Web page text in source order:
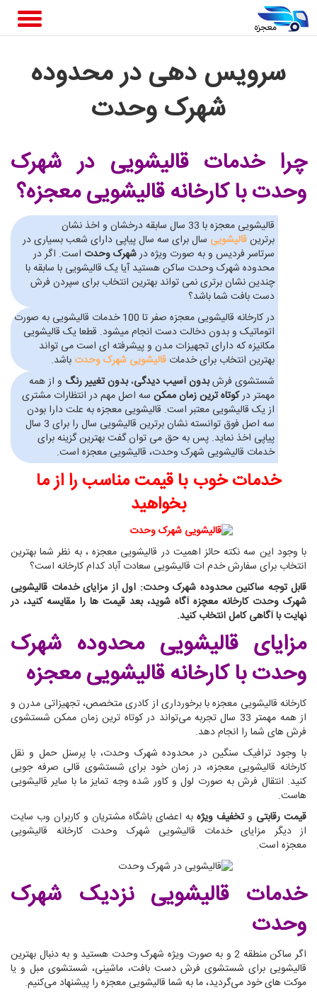
سرویس دهی در محدوده
شهرک وحدت
چرا خدمات قالیشویی در شهرک
وحدتبا کارخانه قالیشویی معجزه؟
قالیشویی معجزه با 33 سال سابقه درخشان و اخذ نشان
برترینقالیشویی سال برای سه سال پیاپی دارای شعب بسیاری در
سرتاسر فردیس و به صورت ویژه درشهرک وحدت است. اگر در
محدوده شهرک وحدت ساکن هستید آیا یک قالیشویی با سابقه با
چندین نشان برتری نمی تواند بهترین انتخاب برای سپردن فرش
دست بافت شما باشد؟
در کارخانه قالیشویی معجزه صفر تا 100 خدمات قالیشویی به صورت
اتوماتیک و بدون دخالت دست انجام میشود. قطعا یک قالیشویی
مکانیزه که دارای تجهیزات مدن و پیشرفته ای است می تواند
بهترین انتخاب برای خدمات قالیشویی شهرک وحدت باشد.
شستشوی فرشبدون آسیب دیدگی،بدون تغییر رنگ و از همه
مهمتر درکوتاه ترین زمان ممکن سه اصل مهم در انتظارات مشتری
از یک قالیشویی معتبر است. قالیشویی معجزه به علت دارا بودن
سه اصل فوق توانسته نشان برترین قالیشویی سال را برای 3 سال
پیاپی اخذ نماید. پس به حق می توان گفت بهترین گزینه برای
خدمات قالیشویی شهرک وحدت، قالیشویی معجزه است.
خدمات خوب با قیمت مناسب را از ما
بخواهید
با وجود این سه نکته حائز اهمیت در قالیشویی معجزه ، به نظر شما بهترین
انتخاب برای سفارش خدم ات قالیشویی سعادت آباد کدام کارخانه است؟
قابل توجه ساکنین محدوده شهرک وحدت: اول از مزایای خدمات قالیشویی
شهرک وحدت کارخانه معچزه آگاه شوید، بعد قیمت ها را مقایسه کنید، در
نهایت با آگاهی کامل انتخاب کنید.
مزایای قالیشویی محدوده شهرک
وحدتبا کارخانه قالیشویی معجزه
کارخانه قالیشویی معجزه با برخورداری از کادری متخصص، تجهیزاتی مدرن و
از همه مهمتر 33 سال تجربه می‌تواند در کوتاه ترین زمان ممکن شستشوی
فرش های شما را انجام دهد.
با وجود ترافیک سنگین در محدوده شهرک وحدت، با پرسنل حمل و نقل
کارخانه قالیشویی معجزه، در زمان خود برای شستشوی قالی صرفه جویی
کنید. انتقال فرش به صورت لول و کاور شده وجه تمایز ما با سایر قالیشویی
هاست.
قیمت رقابتی وتخفیف ویژه به اعضای باشگاه مشتریان و کاربران وب سایت
از دیگر مزایای خدمات قالیشویی شهرک وحدت کارخانه قالیشویی
معجزه است.
خدمات قالیشویی نزدیک شهرک
وحدت
اگر ساکن منطقه 2 و به صورت ویژه شهرک وحدت هستید و به دنبال بهترین
قالیشویی برای شستشوی فرش دست بافت، ماشینی، شستشوی مبل و یا
موکت های خود می‌گردید، ما به شما قالیشویی معجزه را پیشنهاد می‌کنیم.